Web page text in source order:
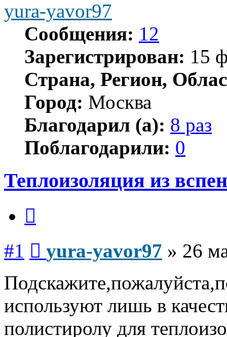
yura-yavor97
Сообщения: 12
Зарегистрирован: 15
Страна, Регион,
Город: Москва
Благодарил (а): 8 раз
Поблагодарили: 0
Теплоизоляция из
#1 yura-yavor97 » 26
используют лишь в
полистиролу для